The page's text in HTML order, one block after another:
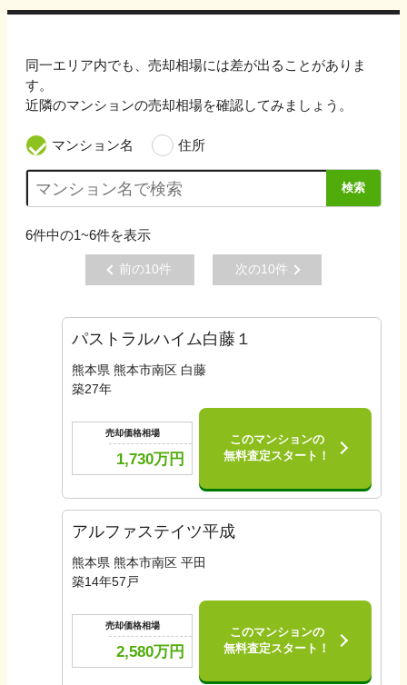
同一エリア内でも、売却相場には差が出ることがありま
す。
近隣のマンションの売却相場を確認してみましょう。
マンション名 住所
検索
6件中の1~6件を表示
前の10件 次の10件
パストラルハイム白藤１
熊本県 熊本市南区 白藤
築27年
売却価格相場
1,730万円
このマンションの
無料査定スタート！
アルファステイツ平成
熊本県 熊本市南区 平田
築14年57 戸
売却価格相場
2,580万円
このマンションの
無料査定スタート！